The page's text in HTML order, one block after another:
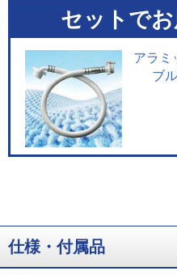
素材、汚れや洗剤の種類によって洗浄
セットで
アラ
ブ
仕様・付属品